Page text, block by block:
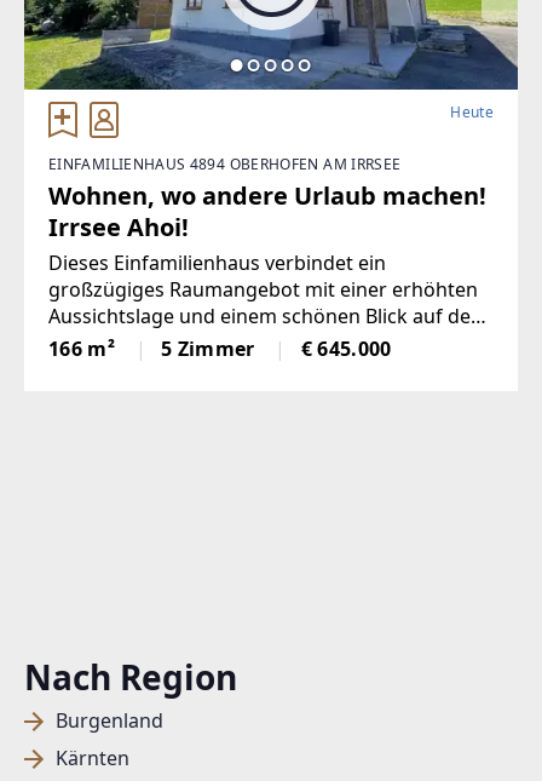
Nach Region
Burgenland
Kärnten
Heute
EINFAMILIENHAUS 4894 OBERHOFEN AM IRRSEE
Wohnen, wo andere Urlaub machen!
Irrsee Ahoi!
Dieses Einfamilienhaus verbindet ein
großzügiges Raumangebot mit einer erhöhten
Aussichtslage und einem schönen Blick auf den
Irrsee aus dem Obergeschoss. Auf ca. 166 m²
Wohnfläche eröffnet sich Ihnen ein Zuhause mit
166 m² 5 Zimmer € 645.000